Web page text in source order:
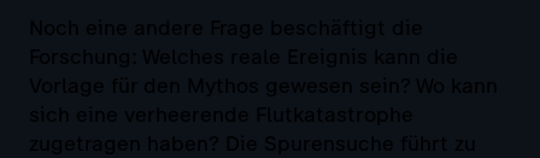
Noch eine andere Frage beschäftigt die
Forschung: Welches reale Ereignis kann die
Vorlage für den Mythos gewesen sein? Wo kann
sich eine verheerende Flutkatastrophe
zugetragen haben? Die Spurensuche führt zu